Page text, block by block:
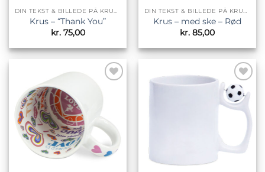
DIN TEKST & BILLEDE PÅ KRUS & TILBEHØR
Krus – “Thank You”
kr.75,00
DIN TEKST & BILLEDE PÅ KRUS & TILBEHØR
Krus – med ske – Rød
kr. 85,00
Tilføj til
Tilføj til
ønskeliste